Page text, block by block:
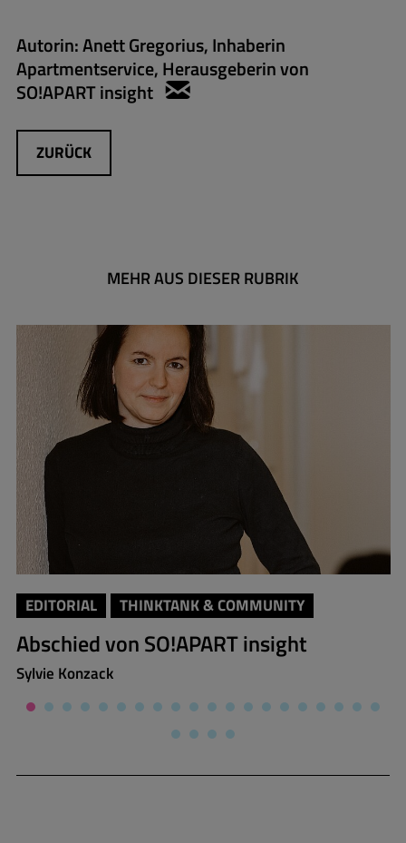
Autorin:Anett Gregorius, Inhaberin
Apartmentservice, Herausgeberin von
SO!APART insight
ZURÜCK
MEHR AUS DIESER RUBRIK
EDITORIAL THINKTANK & COMMUNITY
Abschied von SO!APART insight
Sylvie Konzack